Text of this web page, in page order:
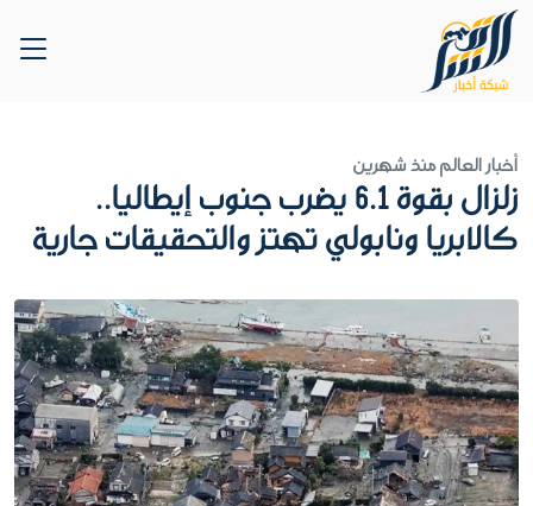
أخبار العالممنذ شهرين
زلزال بقوة 6.1 يضرب جنوب إيطاليا..
كالابريا ونابولي تهتز والتحقيقات جارية